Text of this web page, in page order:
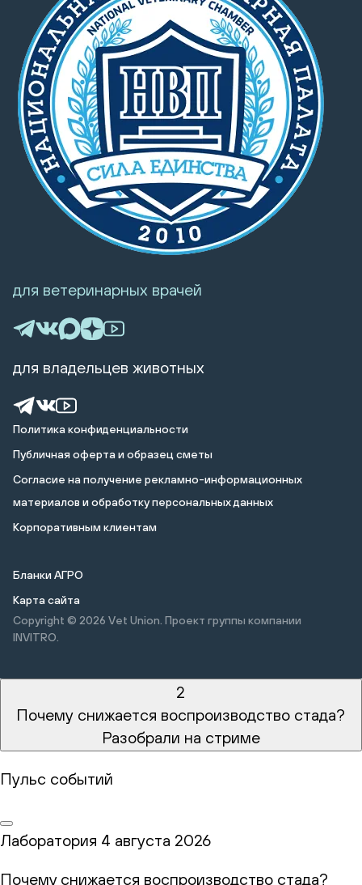
Политика конфиденциальности
Публичная оферта и образец сметы
Cогласие на получение рекламно-информационных
материалов и обработку персональных данных
Корпоративным клиентам
Бланки АГРО
Карта сайта
Copyright © 2026 Vet Union. Проект группы компании
INVITRO.
для ветеринарных врачей
для владельцев животных
2
Почему снижается воспроизводство стада?
Разобрали на стриме
Пульс событий
Лаборатория 4 августа 2026
Почему снижается воспроизводство стада?